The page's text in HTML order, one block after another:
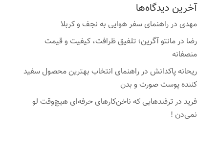
آخرین دیدگاه‌ها
مهدیدرراهنمای سفر هوایی به نجف و کربلا
رضا درمانتو آگرین؛ تلفیق ظرافت، کیفیت و قیمت
منصفانه
ریحانه پاکدانشدرراهنمای انتخاب بهترین محصول سفید
کننده پوست صورت و بدن
فریددرترفندهایی که ناخن‌کارهای حرفه‌ای هیچ‌وقت لو
نمی‌دن !